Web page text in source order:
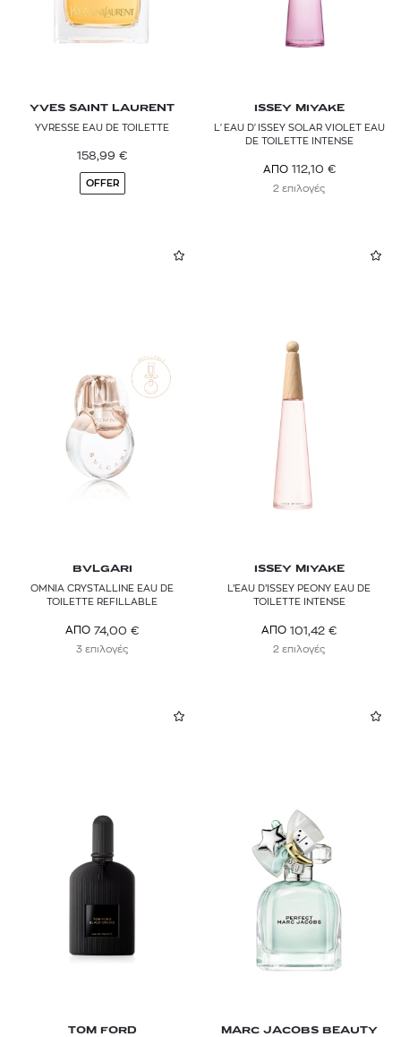
YVES SAINT LAURENT
YVRESSE EAU DE TOILETTE
158,99 €
OFFER
ISSEY MIYAKE
L'EAU D'ISSEY SOLAR VIOLET EAU
DE TOILETTE INTENSE
ΑΠΟ 112,10 €
2 επιλογές
BVLGARI
OMNIA CRYSTALLINE EAU DE
TOILETTE REFILLABLE
ΑΠΟ 74,00 €
3 επιλογές
ISSEY MIYAKE
L’EAU D’ISSEY PEONY EAU DE
TOILETTE INTENSE
ΑΠΟ 101,42 €
2 επιλογές
TOM FORD
MARC JACOBS BEAUTY